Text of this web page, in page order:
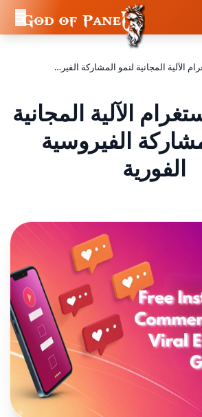
تعليقات إنستغرام الآلية المجانية لنمو المشاركة الفيروسية الفورية
الآلية المجانية
الفيروسية
الفورية